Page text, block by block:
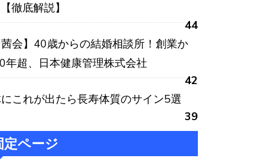
徹底解説】
44
茜会】40歳からの結婚相談所！創業か
年超、日本健康管理株式会社
42
これが出たら長寿体質のサイン5選
39
定ページ